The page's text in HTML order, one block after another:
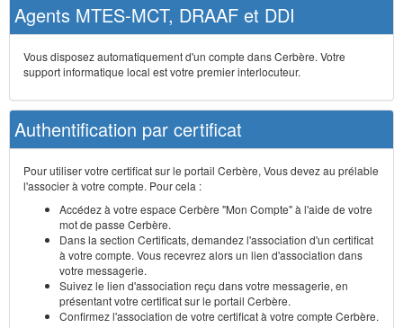
Agents MTES-MCT, DRAAF et DDI
Vous disposez automatiquement d'un compte dans Cerbère. Votre
support informatique local est votre premier interlocuteur.
Authentification par certificat
Pour utiliser votre certificat sur le portail Cerbère, Vous devez au prélable
l'associer à votre compte. Pour cela :
Accédez à votre espace Cerbère "Mon Compte" à l'aide de votre
mot de passe Cerbère.
Dans la section Certificats, demandez l'association d'un certificat
à votre compte. Vous recevrez alors un lien d'association dans
votre messagerie.
Suivez le lien d'association reçu dans votre messagerie, en
présentant votre certificat sur le portail Cerbère.
Confirmez l'association de votre certificat à votre compte Cerbère.